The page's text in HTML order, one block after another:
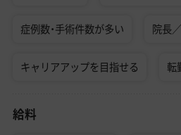
症例数・手術件数が多い 院長
キャリアアップを目指せる 転
給料